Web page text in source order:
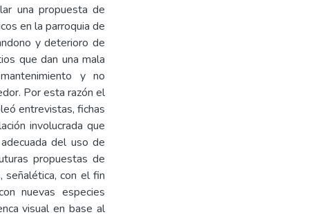
una propuesta de
en la parroquia de
y deterioro de
que dan una mala
y no
Por esta razón el
entrevistas, fichas
involucrada que
del uso de
propuestas de
señalética, con el fin
nuevas especies
visual en base al